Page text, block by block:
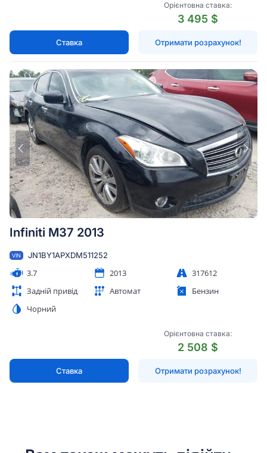
Орієнтовна ставка:
3 495 $
Ставка Отримати розрахунок!
Infiniti M37 2013
VIN JN1BY1APXDM511252
3.7 2013
317612
Задній привід
Автомат
Бензин
Чорний
Орієнтовна ставка:
2 508 $
Ставка Отримати розрахунок!